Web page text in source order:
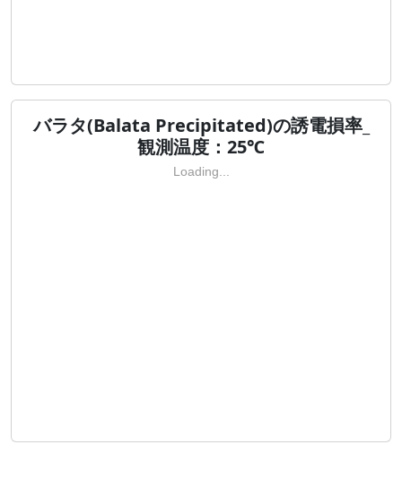
バラタ(Balata Precipitated)の誘電損率_
観測温度：25℃
Loading...